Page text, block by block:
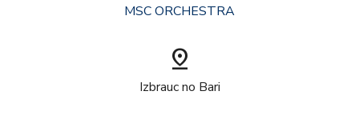
MSC ORCHESTRA
pin_drop
Izbrauc no Bari